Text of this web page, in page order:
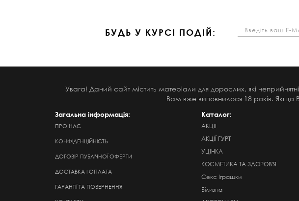
БУДЬ У КУРСІ ПОДІЙ:
Увага! Даний сайт містить матеріали для дорослих, які
Вам вже виповнилося 18 років. Якщо
Загальна інформація:
ПРО НАС
КОНФІДЕНЦІЙНІСТЬ
ДОГОВІР ПУБЛІЧНОЇ ОФЕРТИ
ДОСТАВКА І ОПЛАТА
ГАРАНТІЇ ТА ПОВЕРНЕННЯ
Каталог:
АКЦІЇ
АКЦІЇ ГУРТ
УЦІНКА
КОСМЕТИКА ТА ЗДОРОВ'Я
Секс Іграшки
Білизна